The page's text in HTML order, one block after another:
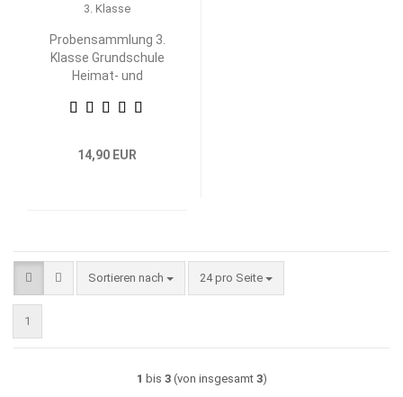
Probensammlung 3.
Klasse Grundschule
Heimat- und
14,90 EUR
Sortieren nach
Sortieren nach 24 pro Seite
pro Seite
1
1 bis 3(von insgesamt 3)